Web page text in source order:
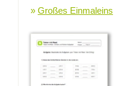
» Großes Einmaleins